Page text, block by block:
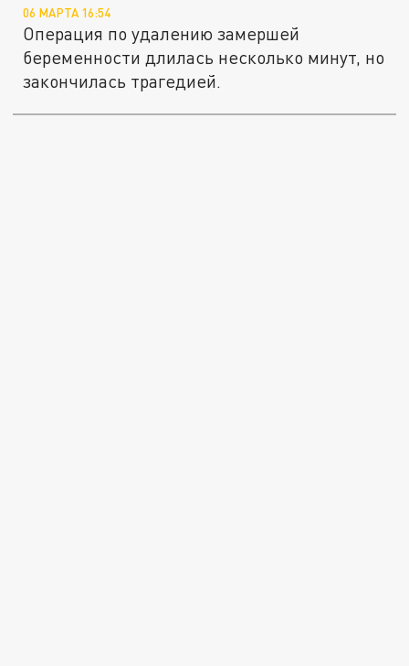
06 МАРТА 16:54
Операция по удалению замершей
беременности длилась несколько минут, но
закончилась трагедией.